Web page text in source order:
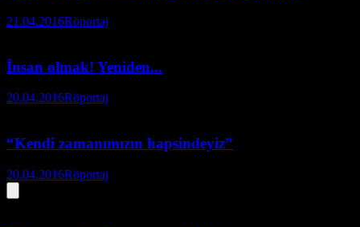
21.04.2016Röportaj
İnsan olmak! Yeniden...
20.04.2016Röportaj
“Kendi zamanımızın hapsindeyiz”
20.04.2016Röportaj